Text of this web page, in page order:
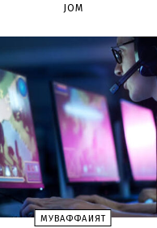
JOM
МУВАФФАҚИЯТ